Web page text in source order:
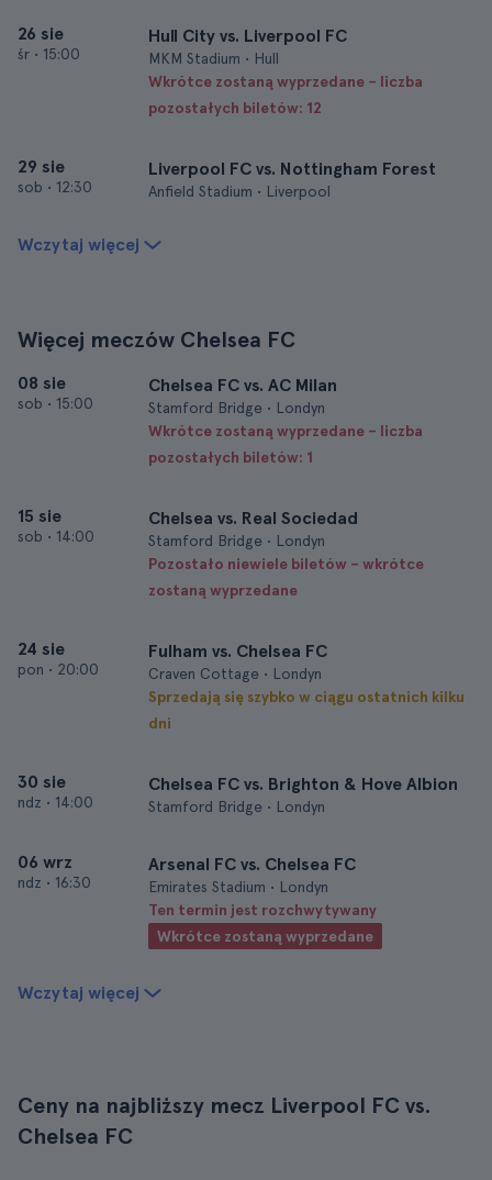
26 sie
śr • 15:00
Hull City vs. Liverpool FC
MKM Stadium • Hull
Wkrótce zostaną wyprzedane – liczba
pozostałych biletów: 12
29 sie
sob • 12:30
Liverpool FC vs. Nottingham Forest
Anfield Stadium • Liverpool
Wczytaj więcej
Więcej meczów Chelsea FC
08 sie
sob • 15:00
Chelsea FC vs. AC Milan
Stamford Bridge • Londyn
Wkrótce zostaną wyprzedane – liczba
pozostałych biletów: 1
15 sie
sob • 14:00
Chelsea vs. Real Sociedad
Stamford Bridge • Londyn
Pozostało niewiele biletów – wkrótce
zostaną wyprzedane
24 sie
pon • 20:00
Fulham vs. Chelsea FC
Craven Cottage • Londyn
Sprzedają się szybko w ciągu ostatnich kilku
dni
30 sie
ndz • 14:00
Chelsea FC vs. Brighton & Hove Albion
Stamford Bridge • Londyn
06 wrz
ndz • 16:30
Arsenal FC vs. Chelsea FC
Emirates Stadium • Londyn
Ten termin jest rozchwytywany
Wkrótce zostaną wyprzedane
Wczytaj więcej
Ceny na najbliższy mecz Liverpool FC vs.
Chelsea FC